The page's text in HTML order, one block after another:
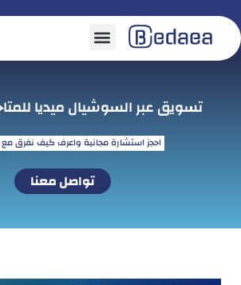
تسويق عبر السوشيال ميديا
احجز استشارة مجانية واعرف كيف نفرق
تواصل معنا